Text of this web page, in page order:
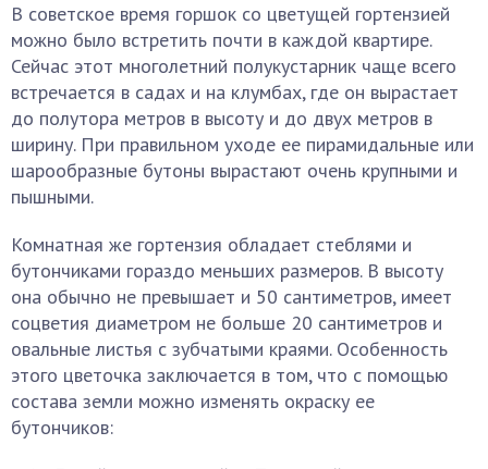
В советское время горшок со цветущей гортензией
можно было встретить почти в каждой квартире.
Сейчас этот многолетний полукустарник чаще всего
встречается в садах и на клумбах, где он вырастает
до полутора метров в высоту и до двух метров в
ширину. При правильном уходе ее пирамидальные или
шарообразные бутоны вырастают очень крупными и
пышными.
Комнатная же гортензия обладает стеблями и
бутончиками гораздо меньших размеров. В высоту
она обычно не превышает и 50 сантиметров, имеет
соцветия диаметром не больше 20 сантиметров и
овальные листья с зубчатыми краями. Особенность
этого цветочка заключается в том, что с помощью
состава земли можно изменять окраску ее
бутончиков: